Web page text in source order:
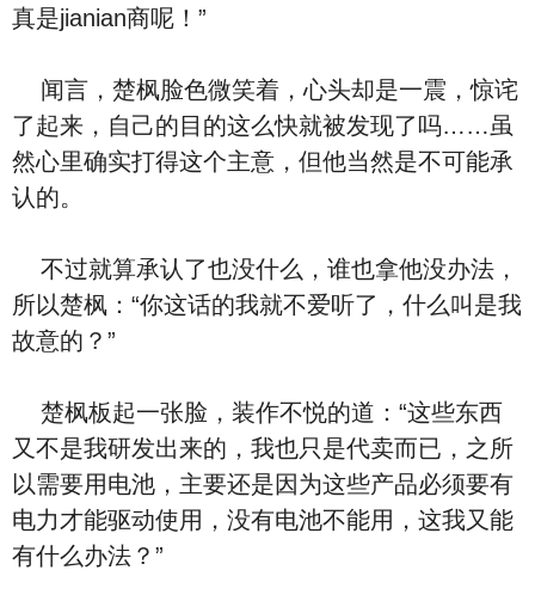
真是jianian商呢！”
闻言，楚枫脸色微笑着，心头却是一震，惊诧
了起来，自己的目的这么快就被发现了吗……虽
然心里确实打得这个主意，但他当然是不可能承
认的。
不过就算承认了也没什么，谁也拿他没办法，
所以楚枫：“你这话的我就不爱听了，什么叫是我
故意的？”
楚枫板起一张脸，装作不悦的道：“这些东西
又不是我研发出来的，我也只是代卖而已，之所
以需要用电池，主要还是因为这些产品必须要有
电力才能驱动使用，没有电池不能用，这我又能
有什么办法？”